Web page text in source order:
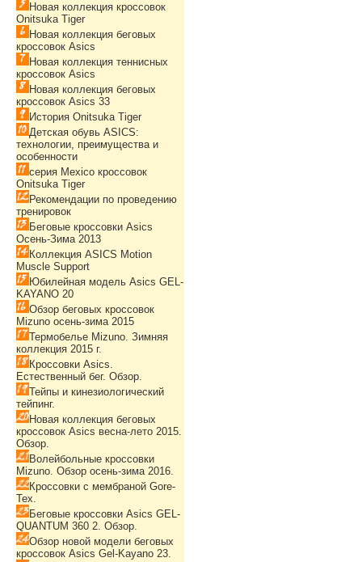
Новая коллекция кроссовок
Onitsuka Tiger
Новая коллекция беговых
кроссовок Asics
Новая коллекция теннисных
кроссовок Asics
Новая коллекция беговых
кроссовок Asics 33
История Onitsuka Tiger
Детская обувь ASICS:
технологии, преимущества и
особенности
серия Mexico кроссовок
Onitsuka Tiger
Рекомендации по проведению
тренировок
Беговые кроссовки Asics
Осень-Зима 2013
Коллекция ASICS Motion
Muscle Support
Юбилейная модель Asics GEL-
KAYANO 20
Обзор беговых кроссовок
Mizuno осень-зима 2015
Термобелье Mizuno. Зимняя
коллекция 2015 г.
Кроссовки Asics.
Естественный бег. Обзор.
Тейпы и кинезиологический
тейпинг.
Новая коллекция беговых
кроссовок Asics весна-лето 2015.
Обзор.
Волейбольные кроссовки
Mizuno. Обзор осень-зима 2016.
Кроссовки с мембраной Gore-
Tex.
Беговые кроссовки Asics GEL-
QUANTUM 360 2. Обзор.
Обзор новой модели беговых
кроссовок Asics Gel-Kayano 23.